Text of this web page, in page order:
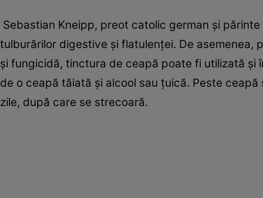
Sebastian Kneipp, preot catolic german şi
tulburărilor digestive şi flatulenţei. De
şi fungicidă, tinctura de ceapă poate fi utilizată şi
de o ceapă tăiată şi alcool sau ţuică. Peste
zile, după care se strecoară.